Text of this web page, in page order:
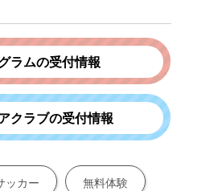
ラムの受付情報
クラブの受付情報
ッカー 無料体験